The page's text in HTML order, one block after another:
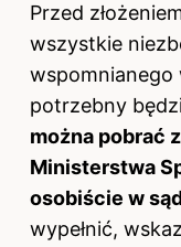
Przed
wszystkie
wspomnianego
potrzebny
można pobrać
Ministerstwa
osobiście w
wypełnić,